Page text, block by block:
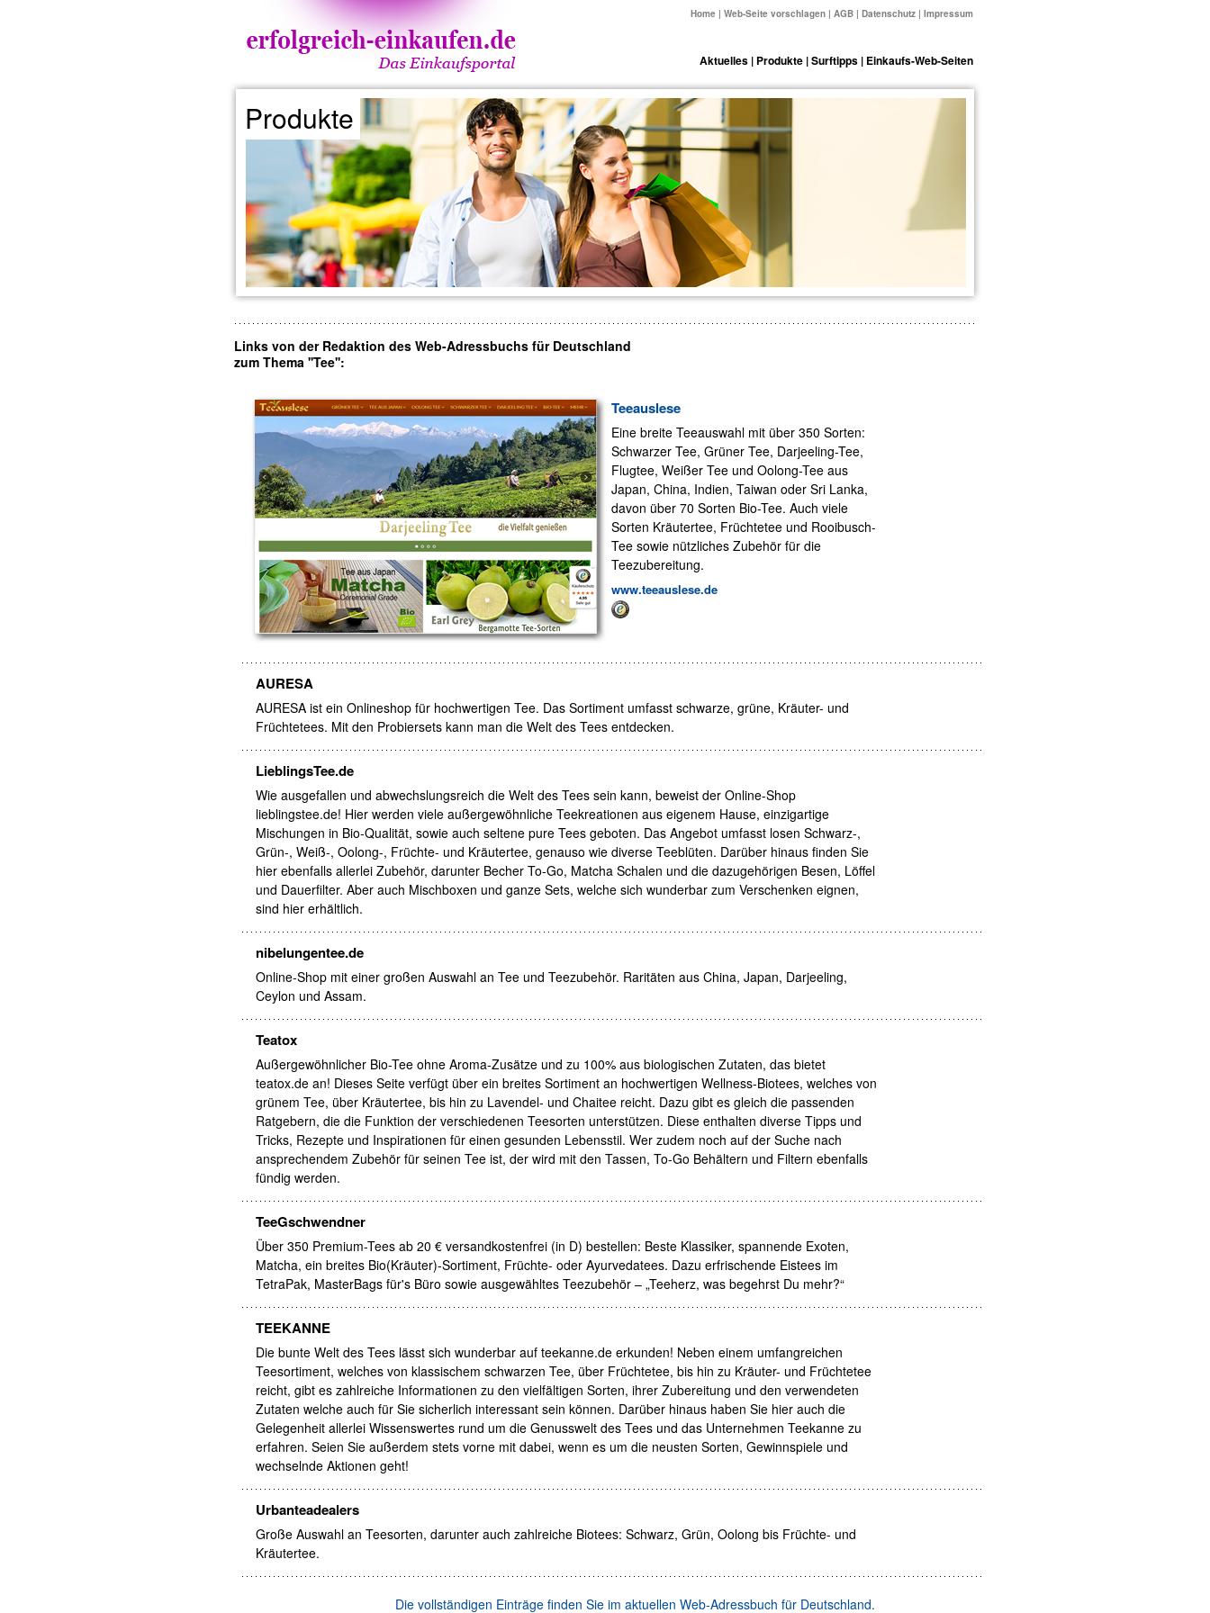
Home | Web-Seite vorschlagen| AGB| Datenschutz| Impressum
Aktuelles| Produkte|Surftipps| Einkaufs-Web-Seiten
Produkte
Links von der Redaktion des Web-Adressbuchs für Deutschland
zum Thema ''Tee'':
Teeauslese
Eine breite Teeauswahl mit über 350 Sorten:
Schwarzer Tee, Grüner Tee, Darjeeling-Tee,
Flugtee, Weißer Tee und Oolong-Tee aus
Japan, China, Indien, Taiwan oder Sri Lanka,
davon über 70 Sorten Bio-Tee. Auch viele
Sorten Kräutertee, Früchtetee und Rooibusch-
Tee sowie nützliches Zubehör für die
Teezubereitung.
www.teeauslese.de
AURESA
AURESA ist ein Onlineshop für hochwertigen Tee. Das Sortiment umfasst schwarze, grüne, Kräuter- und
Früchtetees. Mit den Probiersets kann man die Welt des Tees entdecken.
LieblingsTee.de
Wie ausgefallen und abwechslungsreich die Welt des Tees sein kann, beweist der Online-Shop
lieblingstee.de! Hier werden viele außergewöhnliche Teekreationen aus eigenem Hause, einzigartige
Mischungen in Bio-Qualität, sowie auch seltene pure Tees geboten. Das Angebot umfasst losen Schwarz-,
Grün-, Weiß-, Oolong-, Früchte- und Kräutertee, genauso wie diverse Teeblüten. Darüber hinaus finden Sie
hier ebenfalls allerlei Zubehör, darunter Becher To-Go, Matcha Schalen und die dazugehörigen Besen, Löffel
und Dauerfilter. Aber auch Mischboxen und ganze Sets, welche sich wunderbar zum Verschenken eignen,
sind hier erhältlich.
nibelungentee.de
Online-Shop mit einer großen Auswahl an Tee und Teezubehör. Raritäten aus China, Japan, Darjeeling,
Ceylon und Assam.
Teatox
Außergewöhnlicher Bio-Tee ohne Aroma-Zusätze und zu 100% aus biologischen Zutaten, das bietet
teatox.de an! Dieses Seite verfügt über ein breites Sortiment an hochwertigen Wellness-Biotees, welches von
grünem Tee, über Kräutertee, bis hin zu Lavendel- und Chaitee reicht. Dazu gibt es gleich die passenden
Ratgebern, die die Funktion der verschiedenen Teesorten unterstützen. Diese enthalten diverse Tipps und
Tricks, Rezepte und Inspirationen für einen gesunden Lebensstil. Wer zudem noch auf der Suche nach
ansprechendem Zubehör für seinen Tee ist, der wird mit den Tassen, To-Go Behältern und Filtern ebenfalls
fündig werden.
TeeGschwendner
Über 350 Premium-Tees ab 20 € versandkostenfrei (in D) bestellen: Beste Klassiker, spannende Exoten,
Matcha, ein breites Bio(Kräuter)-Sortiment, Früchte- oder Ayurvedatees. Dazu erfrischende Eistees im
TetraPak, MasterBags für's Büro sowie ausgewähltes Teezubehör – „Teeherz, was begehrst Du mehr?“
TEEKANNE
Die bunte Welt des Tees lässt sich wunderbar auf teekanne.de erkunden! Neben einem umfangreichen
Teesortiment, welches von klassischem schwarzen Tee, über Früchtetee, bis hin zu Kräuter- und Früchtetee
reicht, gibt es zahlreiche Informationen zu den vielfältigen Sorten, ihrer Zubereitung und den verwendeten
Zutaten welche auch für Sie sicherlich interessant sein können. Darüber hinaus haben Sie hier auch die
Gelegenheit allerlei Wissenswertes rund um die Genusswelt des Tees und das Unternehmen Teekanne zu
erfahren. Seien Sie außerdem stets vorne mit dabei, wenn es um die neusten Sorten, Gewinnspiele und
wechselnde Aktionen geht!
Urbanteadealers
Große Auswahl an Teesorten, darunter auch zahlreiche Biotees: Schwarz, Grün, Oolong bis Früchte- und
Kräutertee.
Die vollständigen Einträge finden Sie im aktuellen Web-Adressbuch für Deutschland.